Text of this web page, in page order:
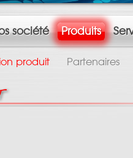
société Produits
produit Partenaires